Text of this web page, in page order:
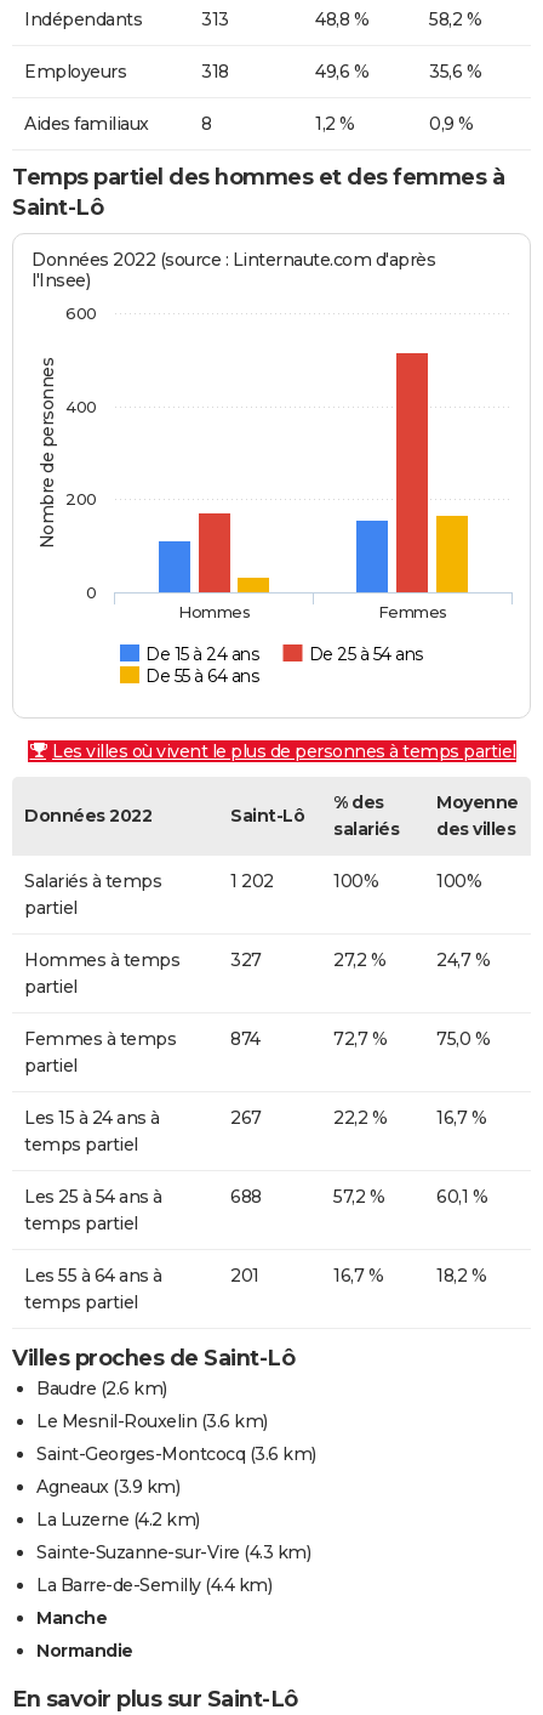
Indépendants 313 48,8 % 58,2 %
Employeurs 318 49,6 % 35,6 %
Aides familiaux 8 1,2 % 0,9 %
Temps partiel des hommes et des femmes à
Saint-Lô
Nombre de personnes
Données 2022 (source : Linternaute.com d'après
l'Insee)
De 15 à 24 ans
De 25 à 54 ans
De 55 à 64 ans
Hommes Femmes
0
200
400
600
Les villes où vivent le plus de personnes à temps partiel
Données 2022 Saint-Lô
% des
salariés
Moyenne
des villes
Salariés à temps
partiel
1 202 100% 100%
Hommes à temps
partiel
327 27,2 % 24,7 %
Femmes à temps
partiel
874 72,7 % 75,0 %
Les 15 à 24 ans à
temps partiel
267 22,2 % 16,7 %
Les 25 à 54 ans à
temps partiel
688 57,2 % 60,1 %
Les 55 à 64 ans à
temps partiel
201 16,7 % 18,2 %
Villes proches de Saint-Lô
Baudre (2.6 km)
Le Mesnil-Rouxelin (3.6 km)
Saint-Georges-Montcocq (3.6 km)
Agneaux(3.9 km)
La Luzerne (4.2 km)
Sainte-Suzanne-sur-Vire (4.3 km)
La Barre-de-Semilly(4.4 km)
Manche
Normandie
En savoir plus sur Saint-Lô